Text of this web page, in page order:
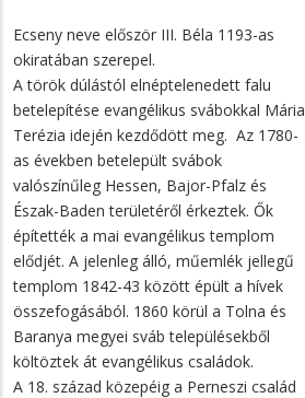
Ecseny neve először III. Béla 1193-as
okiratában szerepel.
A török dúlástól elnéptelenedett falu
betelepítése evangélikus svábokkal Mária
Terézia idején kezdődött meg. Az 1780-
as években betelepült svábok
valószínűleg Hessen, Bajor-Pfalz és
Észak-Baden területéről érkeztek. Ők
építették a mai evangélikus templom
elődjét. A jelenleg álló, műemlék jellegű
templom 1842-43 között épült a hívek
összefogásából. 1860 körül a Tolna és
Baranya megyei sváb településekből
költöztek át evangélikus családok.
A 18. század közepéig a Perneszi család